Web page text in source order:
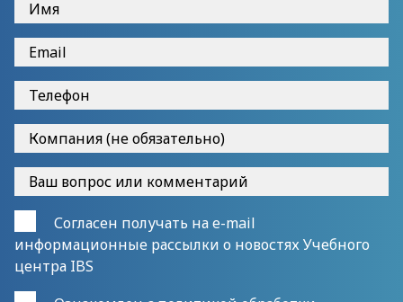
Согласен получать на e-mail
информационные рассылки о новостях Учебного
центра IBS